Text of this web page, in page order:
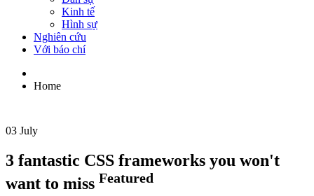
Kinh tế
Hình sự
Nghiên cứu
Với báo chí
Home
03 July
3 fantastic CSS frameworks you won't
want to miss Featured